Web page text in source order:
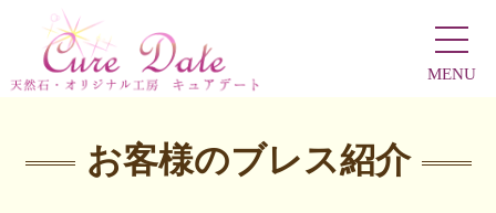
MENU
お客様のブレス紹介